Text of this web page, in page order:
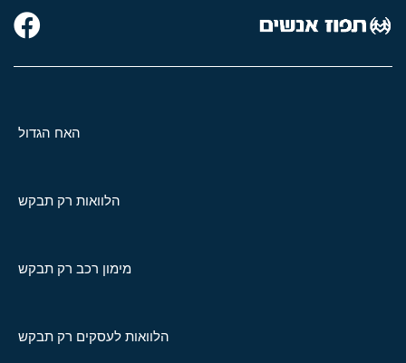
האח הגדול
הלוואות רק תבקש
מימון רכב רק תבקש
הלוואות לעסקים רק תבקש